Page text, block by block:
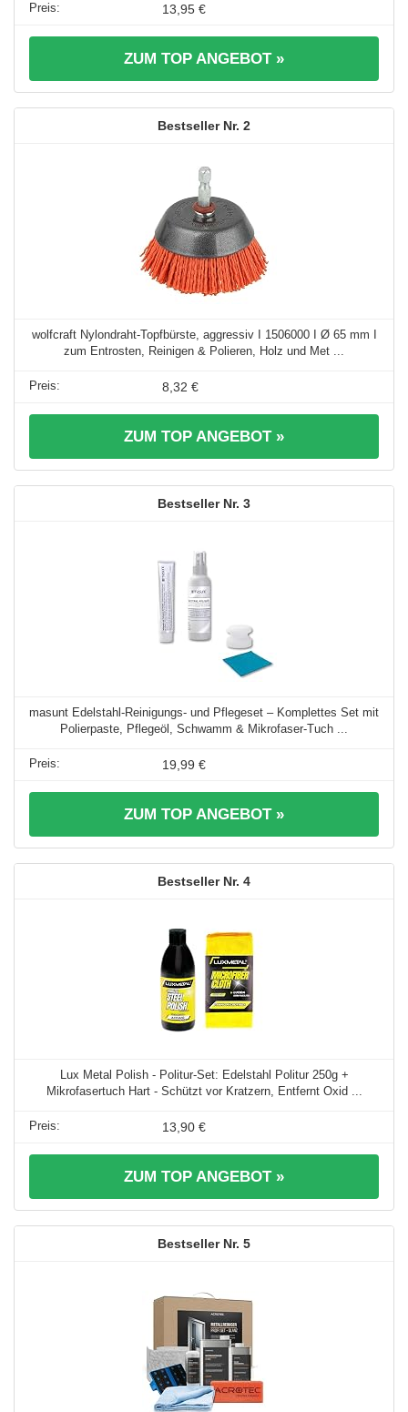
13,95 €
ZUM TOP ANGEBOT »
2
wolfcraft Nylondraht-Topfbürste, aggressiv I 1506000 I Ø 65 mm I
zum Entrosten, Reinigen & Polieren, Holz und Met ...
8,32 €
ZUM TOP ANGEBOT »
3
masunt Edelstahl-Reinigungs- und Pflegeset – Komplettes Set mit
Polierpaste, Pflegeöl, Schwamm & Mikrofaser-Tuch ...
19,99 €
ZUM TOP ANGEBOT »
4
Lux Metal Polish - Politur-Set: Edelstahl Politur 250g +
Mikrofasertuch Hart - Schützt vor Kratzern, Entfernt Oxid ...
13,90 €
ZUM TOP ANGEBOT »
5